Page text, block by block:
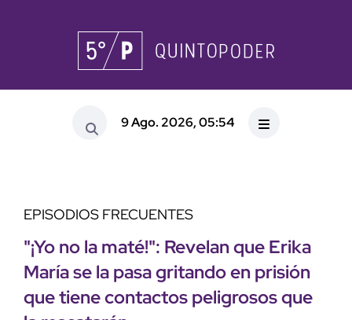
9 Ago. 2026, 05:54
EPISODIOS FRECUENTES
"¡Yo no la maté!": Revelan que Erika
María se la pasa gritando en prisión
que tiene contactos peligrosos que